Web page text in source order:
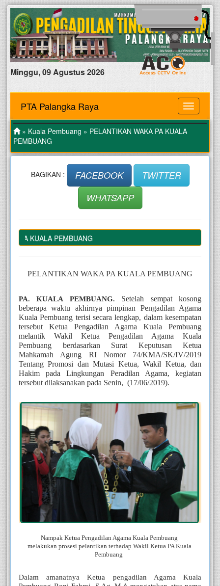
Minggu, 09 Agustus 2026
MENU
PTA Palangka Raya
» Kuala Pembuang » PELANTIKAN WAKA PA KUALA
PEMBUANG
BAGIKAN : FACEBOOK
TWITTER
WHATSAPP
PA KUALA PEMBUANG
PELANTIKAN WAKA PA KUALA PEMBUANG
PA. KUALA PEMBUANG. Setelah sempat kosong
beberapa waktu akhirnya pimpinan Pengadilan Agama
Kuala Pembuang terisi secara lengkap, dalam kesempatan
tersebut Ketua Pengadilan Agama Kuala Pembuang
melantik Wakil Ketua Pengadilan Agama Kuala
Pembuang berdasarkan Surat Keputusan Ketua
Mahkamah Agung RI Nomor 74/KMA/SK/IV/2019
Tentang Promosi dan Mutasi Ketua, Wakil Ketua, dan
Hakim pada Lingkungan Peradilan Agama, kegiatan
tersebut dilaksanakan pada Senin,  (17/06/2019).
Nampak Ketua Pengadilan Agama Kuala Pembuang
melakukan prosesi pelantikan terhadap Wakil Ketua PA Kuala
Pembuang
Dalam amanatnya Ketua pengadilan Agama Kuala